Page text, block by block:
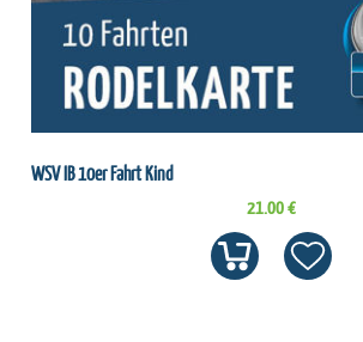
WSV IB 10er Fahrt Kind
21.00 €